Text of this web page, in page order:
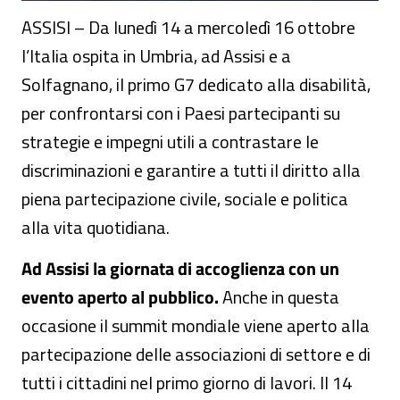
ASSISI – Da lunedì 14 a mercoledì 16 ottobre
l’Italia ospita in Umbria, ad Assisi e a
Solfagnano, il primo G7 dedicato alla disabilità,
per confrontarsi con i Paesi partecipanti su
strategie e impegni utili a contrastare le
discriminazioni e garantire a tutti il diritto alla
piena partecipazione civile, sociale e politica
alla vita quotidiana.
Ad Assisi la giornata di accoglienza con un
evento aperto al pubblico.Anche in questa
occasione il summit mondiale viene aperto alla
partecipazione delle associazioni di settore e di
tutti i cittadini nel primo giorno di lavori. Il 14